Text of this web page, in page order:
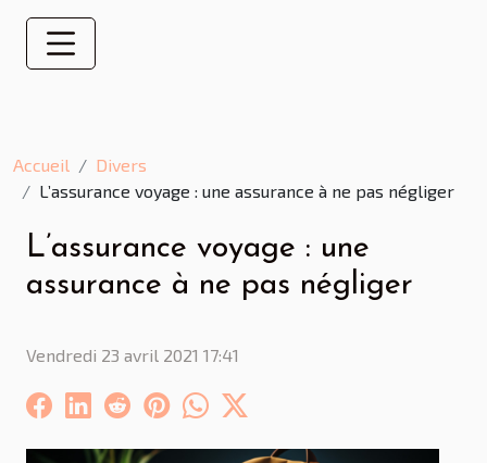
Accueil
Divers
L’assurance voyage : une assurance à ne pas négliger
L’assurance voyage : une
assurance à ne pas négliger
Vendredi 23 avril 2021 17:41